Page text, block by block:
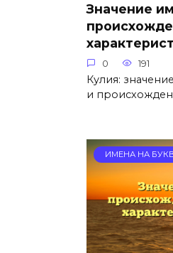
Значение
0 191
Кулия:
и
ИМЕНА НА